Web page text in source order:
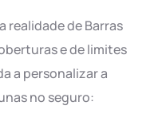
realidade de Barras
e de limites
a personalizar a
no seguro: